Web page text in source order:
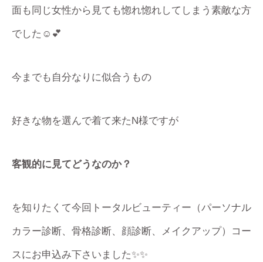
面も同じ女性から見ても惚れ惚れしてしまう素敵な方
でした☺️💕
今までも自分なりに似合うもの
好きな物を選んで着て来たN様ですが
客観的に見てどうなのか？
を知りたくて今回トータルビューティー（パーソナル
カラー診断、骨格診断、顔診断、メイクアップ）コー
スにお申込み下さいました✨✨